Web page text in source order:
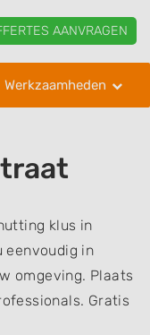
AANVRAGEN
Werkzaamheden
klus in
eenvoudig in
omgeving. Plaats
Gratis